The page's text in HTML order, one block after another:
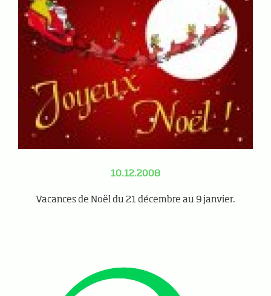
10.12.2008
Vacances de Noël du 21 décembre au 9 janvier.